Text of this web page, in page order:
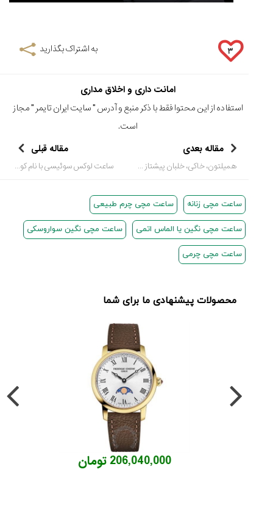
۳ به اشتراک بگذارید
امانت داری و اخلاق مداری
استفاده از این محتوا فقط با ذکر منبع و آدرس "سایت ایران تایمر" مجاز
است.
مقاله بعدی
همیلتون، خاکی، خلبان پیشتاز آلومینیوم را رو نمایی کرد، بررسی اولین ساعت همیلتون در آلومینیوم
مقاله قبلی
ساعت لوکس سوئیسی با نام کوروش کبیر – تسخیر بهرام، سیاره ی سرخ – به همراه ویدئو
ساعت مچی زنانه ساعت مچی چرم طبیعی
ساعت مچی نگین یا الماس اتمی ساعت مچی نگین سواروسکی
ساعت مچی چرمی
محصولات پیشنهادی ما برای شما
206,040,000 تومان